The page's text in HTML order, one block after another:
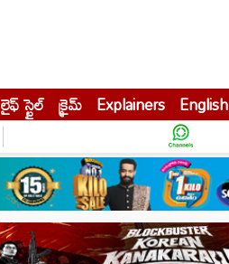
లైఫ్ స్టైల్ క్రైమ్ Explainers English